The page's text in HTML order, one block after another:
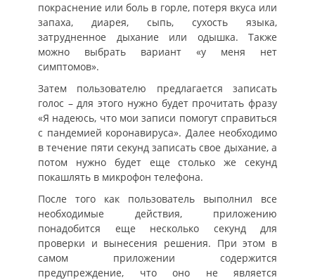
покраснение или боль в горле, потеря вкуса или
запаха, диарея, сыпь, сухость языка,
затрудненное дыхание или одышка. Также
можно выбрать вариант «у меня нет
симптомов».
Затем пользователю предлагается записать
голос – для этого нужно будет прочитать фразу
«Я надеюсь, что мои записи помогут справиться
с пандемией коронавируса». Далее необходимо
в течение пяти секунд записать свое дыхание, а
потом нужно будет еще столько же секунд
покашлять в микрофон телефона.
После того как пользователь выполнил все
необходимые действия, приложению
понадобится еще несколько секунд для
проверки и вынесения решения. При этом в
самом приложении содержится
предупреждение, что оно не является